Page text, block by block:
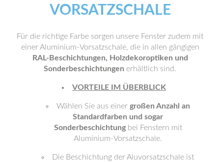
VORSATZSCHALE
Für die richtige Farbe sorgen unsere Fenster zudem mit
einer Aluminium-Vorsatzschale, die in allen gängigen
RAL-Beschichtungen, Holzdekoroptiken und
Sonderbeschichtungen erhältlich sind.
VORTEILE IM ÜBERBLICK
Wählen Sie aus einer großen Anzahl an
Standardfarben und sogar
Sonderbeschichtungbei Fenstern mit
Aluminium-Vorsatzschale.
Die Beschichtung der Aluvorsatzschale ist